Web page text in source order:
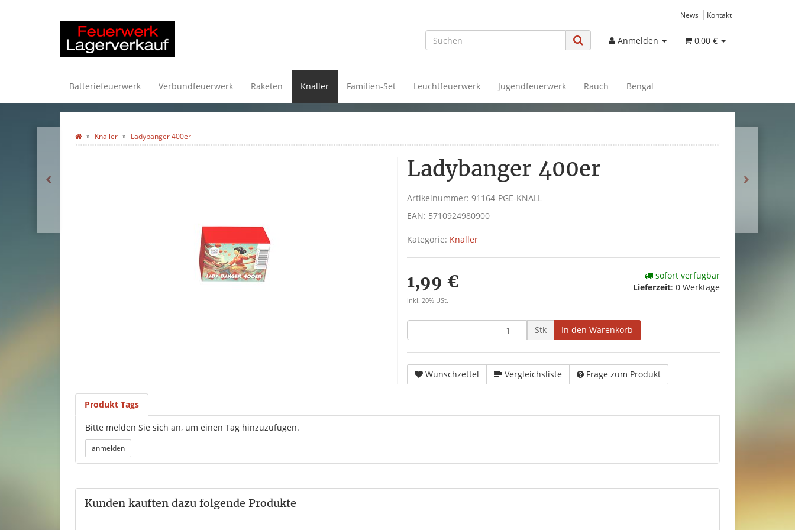
News Kontakt
Anmelden 0,00 €
Batteriefeuerwerk Verbundfeuerwerk Raketen Knaller Familien-Set Leuchtfeuerwerk Jugendfeuerwerk Rauch Bengal
Knaller Ladybanger 400er
Ladybanger 400er
Artikelnummer: 91164-PGE-KNALL
EAN: 5710924980900
Kategorie: Knaller
1,99 €
inkl. 20% USt.
sofort verfügbar
Lieferzeit: 0 Werktage
Stk In den Warenkorb
Wunschzettel Vergleichsliste Frage zum Produkt
Produkt Tags
Bitte melden Sie sich an, um einen Tag hinzuzufügen.
Kunden kauften dazu folgende Produkte